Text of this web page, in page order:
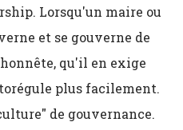
Lorsqu'un maire ou
et se gouverne de
qu'il en exige
plus facilement.
de gouvernance.